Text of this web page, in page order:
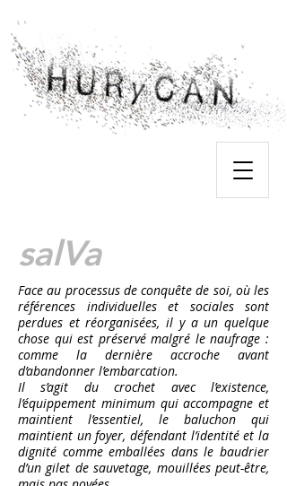
salVa
Face au processus de conquête de soi, où les
références individuelles et sociales sont
perdues et réorganisées, il y a un quelque
chose qui est préservé malgré le naufrage :
comme la dernière accroche avant
d’abandonner l’embarcation.
Il s’agit du crochet avec l’existence,
l’équippement minimum qui accompagne et
maintient l’essentiel, le baluchon qui
maintient un foyer, défendant l’identité et la
dignité comme emballées dans le baudrier
d’un gilet de sauvetage, mouillées peut-être,